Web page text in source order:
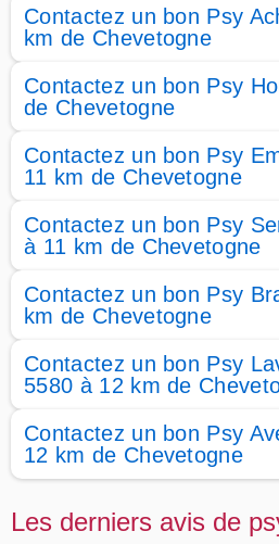
Contactez un bon Psy
km de Chevetogne
Contactez un bon Psy
de Chevetogne
Contactez un bon Psy
11 km de Chevetogne
Contactez un bon Psy
à 11 km de Chevetogne
Contactez un bon Psy
km de Chevetogne
Contactez un bon Psy
5580 à 12 km de
Contactez un bon Psy
12 km de Chevetogne
Les derniers avis de